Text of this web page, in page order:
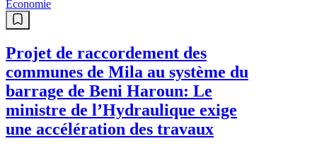
Economie
Projet de raccordement des
communes de Mila au système du
barrage de Beni Haroun: Le
ministre de l’Hydraulique exige
une accélération des travaux